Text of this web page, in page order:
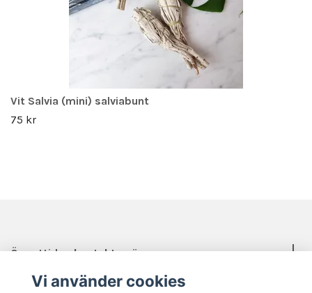
Vit Salvia (mini) salviabunt
75 kr
Öppettider, kontakt, mässor mm.
Vi använder cookies